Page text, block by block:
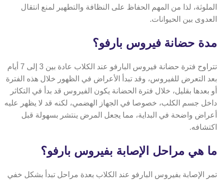
الملوثة، لذا من المهم الحفاظ على النظافة والتطهير لمنع انتقال
العدوى بين الحيوانات.
مدة حضانة فيروس بارفو؟
تتراوح فترة حضانة فيروس البارفو عند الكلاب عادة بين 3 إلى 7 أيام
بعد التعرض للفيروس، وقد تبدأ الأعراض في الظهور خلال هذه الفترة
أو بعدها بقليل، خلال فترة الحضانة يكون الفيروس قد بدأ في التكاثر
داخل جسم الكلب، خصوصا في الجهاز الهضمي، لكنه قد لا يظهر عليه
أعراض واضحة في البداية، مما يجعل المرض ينتشر بسهولة قبل
اكتشافه.
ما هي مراحل الإصابة بفيروس بارفو؟
تمر الإصابة بفيروس البارفو عند الكلاب بعدة مراحل تبدأ بشكل خفي